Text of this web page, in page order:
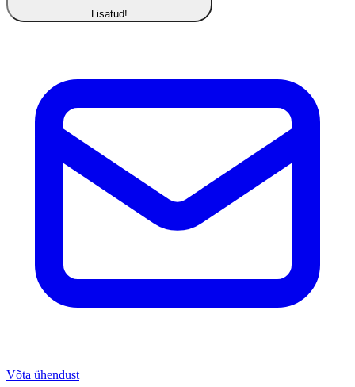
Lisatud!
Võta ühendust